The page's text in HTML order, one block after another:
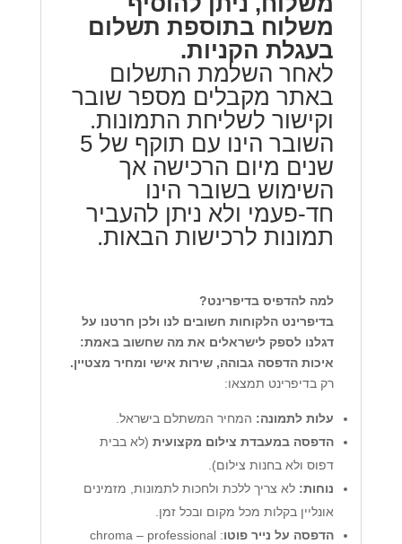
משלוח בתוספת תשלום
בעגלת הקניות.
לאחר השלמת התשלום
באתר מקבלים מספר שובר
וקישור לשליחת התמונות.
השובר הינו עם תוקף של 5
שנים מיום הרכישה אך
השימוש בשובר הינו
חד-פעמי ולא ניתן להעביר
תמונות לרכישות הבאות.
למה להדפיס בדיפרינט?
בדיפרינט הלקוחות חשובים לנו ולכן חרטנו על
דגלנו לספק לישראלים את מה שחשוב באמת:
איכות הדפסה גבוהה, שירות אישי ומחיר מצטיין.
רק בדיפרינט תמצאו:
עלות לתמונה: המחיר המשתלם בישראל.
הדפסה במעבדת צילום מקצועית(לא בבית
דפוס ולא בחנות צילום).
נוחות: לא צריך ללכת ולחכות לתמונות, מזמינים
אונליין בקלות מכל מקום ובכל זמן.
הדפסה על נייר פוטו : chroma – professional